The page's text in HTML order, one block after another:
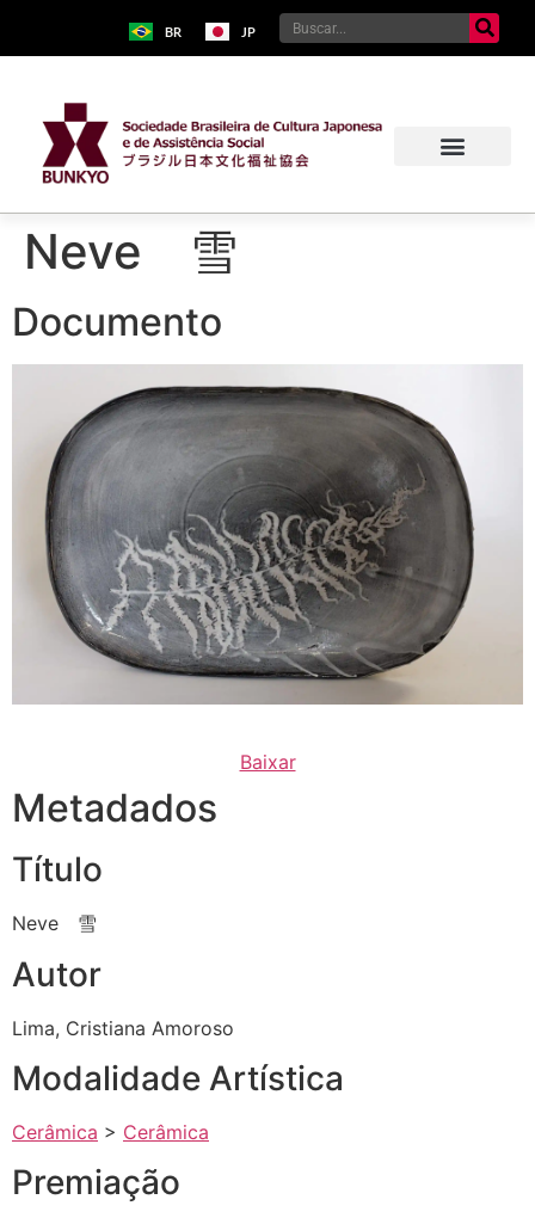
BR JP
Neve 雪
Documento
Baixar
Metadados
Título
Neve 雪
Autor
Lima, Cristiana Amoroso
Modalidade Artística
Cerâmica > Cerâmica
Premiação